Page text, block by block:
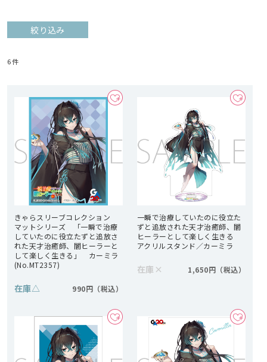
絞り込み
6件
きゃらスリーブコレクション
マットシリーズ 「一瞬で治療
していたのに役立たずと追放さ
れた天才治癒師、闇ヒーラーと
して楽しく生きる」 カーミラ
(No.MT2357)
在庫△ 990円
一瞬で治療していたのに役立た
ずと追放された天才治癒師、闇
ヒーラーとして楽しく生きる
アクリルスタンド／カーミラ
在庫 × 1,650円